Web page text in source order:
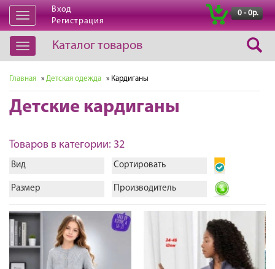
Открыть
навигацию
Вход
Регистрация
0 - 0р.
Открыть
навигацию
Каталог товаров
Главная » Детская одежда » Кардиганы
Детские кардиганы
Товаров в категории: 32
Вид Сортировать
Размер Производитель